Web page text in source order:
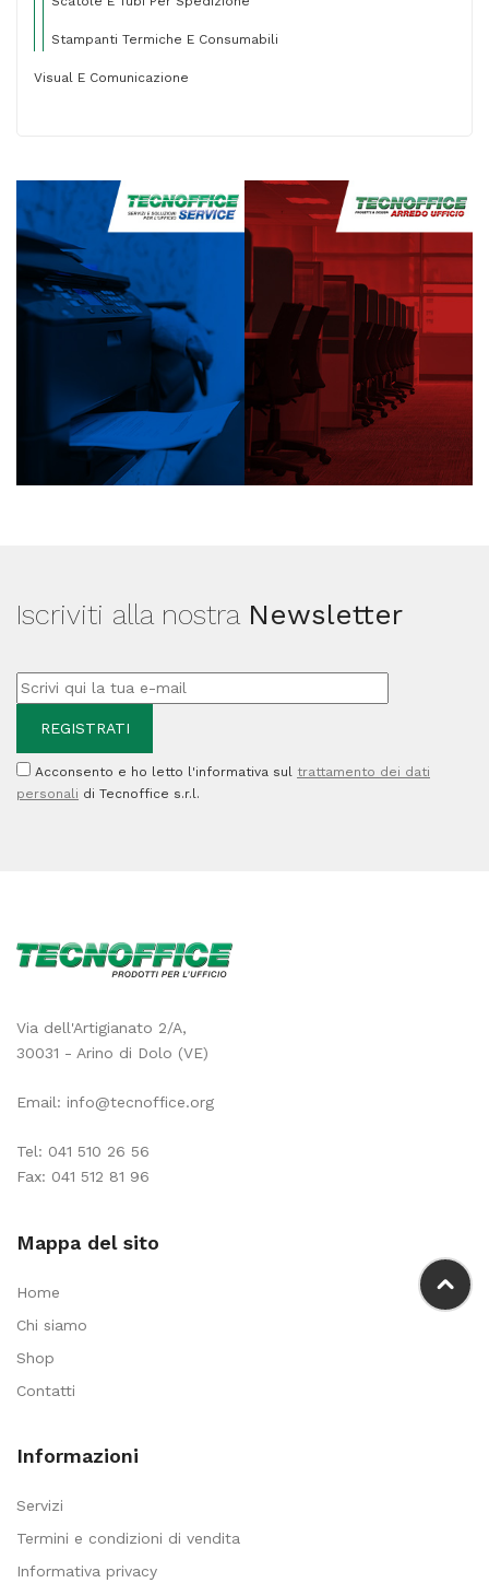
Stampanti Termiche E Consumabili
Visual E Comunicazione
Iscriviti alla nostra Newsletter
Acconsento e ho letto l'informativa sul trattamento dei dati
personali di Tecnoffice s.r.l.
Via dell'Artigianato 2/A,
30031 - Arino di Dolo (VE)
Email: info@tecnoffice.org
Tel: 041 510 26 56
Fax: 041 512 81 96
Mappa del sito
Home
Chi siamo
Shop
Contatti
Informazioni
Servizi
Termini e condizioni di vendita
Informativa privacy